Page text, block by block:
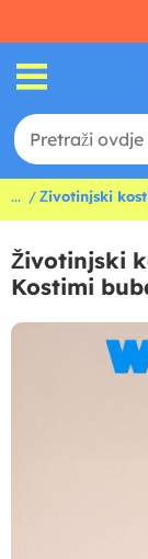
... Životinjski
Životinjski
Kostimi